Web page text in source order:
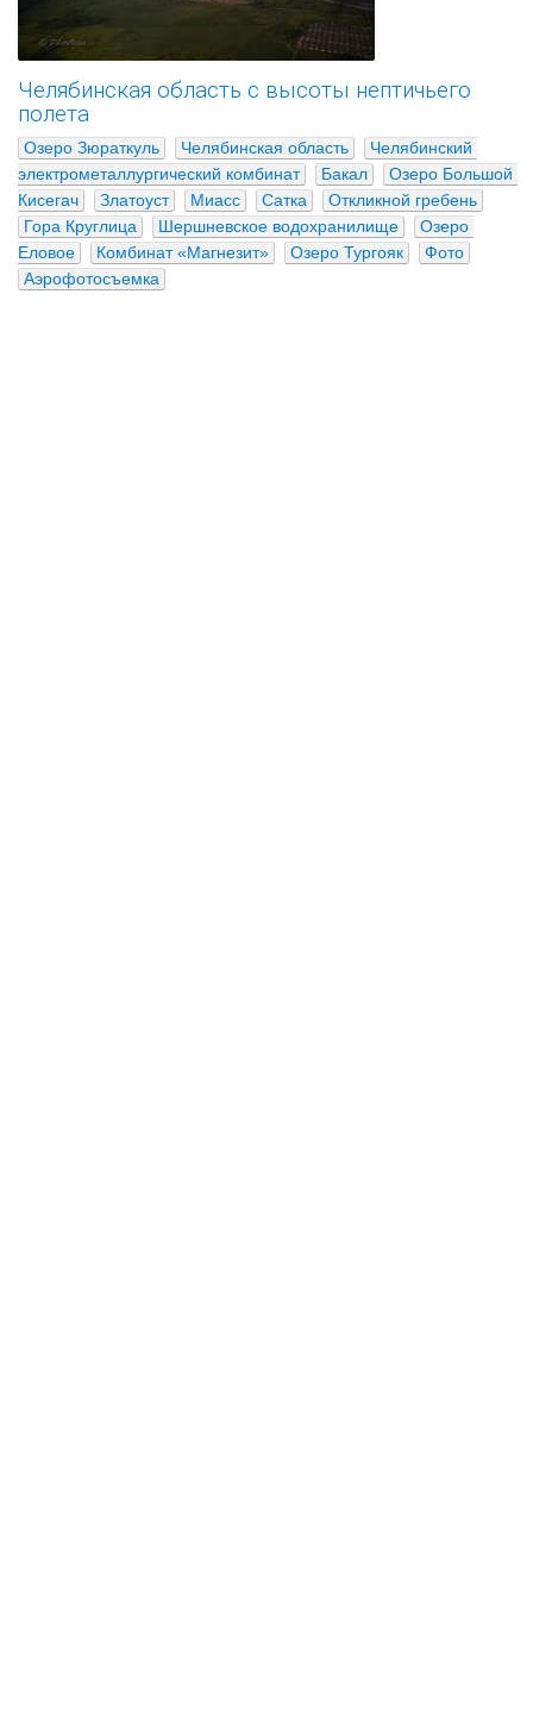
Челябинская область с высоты нептичьего
полета
Озеро Зюраткуль Челябинская область
Челябинский
электрометаллургический комбинат
Бакал
Озеро Большой
Кисегач
Златоуст Миасс Сатка
Откликной гребень
Гора Круглица
Шершневское водохранилище
Озеро
Еловое
Комбинат «Магнезит» Озеро Тургояк
Фото
Аэрофотосъемка